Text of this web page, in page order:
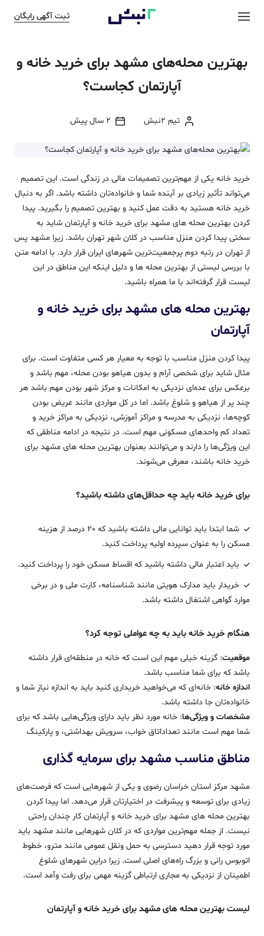
ثبت آگهی رایگان
بهترین محله‌های مشهد برای خرید خانه و
آپارتمان کجاست؟
تیم 2نبش 2 سال پیش
خرید خانه یکی از مهم‌ترین تصمیمات مالی در زندگی است. این تصمیم
می‌تواند تأثیر زیادی بر آینده شما و خانواده‌تان داشته باشد. اگر به دنبال
خرید خانه هستید به‌ دقت عمل کنید و بهترین تصمیم را بگیرید. پیدا
کردن بهترین محله‌ های مشهد برای خرید خانه و آپارتمان شاید به‌
سختی پیدا کردن منزل مناسب در کلان‌ شهر تهران باشد. زیرا مشهد پس
از تهران در رتبه دوم پرجمعیت‌ترین شهرهای ایران قرار دارد. با ادامه متن
با بررسی لیستی از بهترین محله‌ ها و دلیل اینکه این مناطق در این
لیست قرار گرفته‌اند با ما همراه باشید.
بهترین محله‌ های مشهد برای خرید خانه و
آپارتمان
پیدا کردن منزل مناسب با توجه‌ به معیار هر کسی متفاوت است. برای
مثال شاید برای شخصی آرام و بدون هیاهو بودن محله، مهم باشد و
برعکس برای عده‌ای نزدیکی به امکانات و مرکز شهر بودن مهم باشد هر
چند پر از هیاهو و شلوغ باشد. اما در کل مواردی مانند عریض بودن
کوچه‌ها، نزدیکی به مدرسه و مراکز آموزشی، نزدیکی به مراکز خرید و
تعداد کم واحدهای مسکونی مهم است. در نتیجه در ادامه مناطقی که
این ویژگی‌ها را دارند و می‌توانند بعنوان بهترین محله‌ های مشهد برای
خرید خانه باشند، معرفی می‌شوند.
برای خرید خانه باید چه حداقل‌های داشته باشید؟
شما ابتدا باید توانایی مالی داشته باشید که 20 درصد از هزینه
مسکن را به عنوان سپرده اولیه پرداخت کنید.
باید اعتبار مالی داشته باشید که اقساط مسکن خود را پرداخت کنید.
خریدار باید مدارک هویتی مانند شناسنامه، کارت ملی و در برخی
موارد گواهی اشتغال داشته باشد.
هنگام خرید خانه باید به چه عواملی توجه کرد؟
موقعیت: گزینه خیلی مهم این است که خانه در منطقه‌ای قرار داشته
باشد که برای شما مناسب باشد.
اندازه خانه: خانه‌ای که می‌خواهید خریداری کنید باید به‌ اندازه نیاز شما و
خانواده‌تان جا داشته باشد.
مشخصات و ویژگی‌ها: خانه مورد نظر باید دارای ویژگی‌هایی باشد که برای
شما مهم است مانند تعداداتاق خواب، سرویش بهداشتی، و پارکینگ
مناطق مناسب مشهد برای سرمایه گذاری
مشهد مرکز استان خراسان رضوی و یکی از شهرهایی است که فرصت‌های
زیادی برای توسعه و پیشرفت در اختیارتان قرار می‌دهد. اما پیدا کردن
بهترین محله‌ های مشهد برای خرید خانه و آپارتمان کار چندان راحتی
نیست. از جمله مهم‌ترین مواردی که در کلان‌ شهرهایی مانند مشهد باید
مورد توجه قرار دهید دسترسی به حمل‌ ونقل عمومی مانند مترو، خطوط
اتوبوس‌ رانی و بزرگ‌ راه‌های اصلی است. زیرا دراین شهرهای شلوغ
اطمینان از نزدیکی به مجاری ارتباطی گزینه مهمی برای رفت‌ وآمد است.
لیست بهترین محله‌ های مشهد برای خرید خانه و آپارتمان